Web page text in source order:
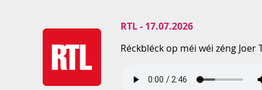
RTL - 17.07.2026
Réckbléck op méi wéi zéng